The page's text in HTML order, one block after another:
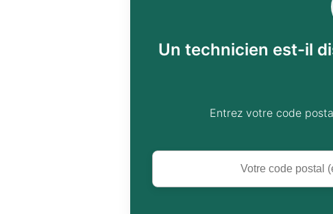
Un technicien est-il
Entrez votre code